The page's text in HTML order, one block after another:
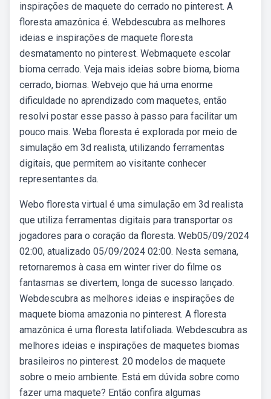
inspirações de maquete do cerrado no pinterest. A
floresta amazônica é. Webdescubra as melhores
ideias e inspirações de maquete floresta
desmatamento no pinterest. Webmaquete escolar
bioma cerrado. Veja mais ideias sobre bioma, bioma
cerrado, biomas. Webvejo que há uma enorme
dificuldade no aprendizado com maquetes, então
resolvi postar esse passo à passo para facilitar um
pouco mais. Weba floresta é explorada por meio de
simulação em 3d realista, utilizando ferramentas
digitais, que permitem ao visitante conhecer
representantes da.
Webo floresta virtual é uma simulação em 3d realista
que utiliza ferramentas digitais para transportar os
jogadores para o coração da floresta. Web05/09/2024
02:00, atualizado 05/09/2024 02:00. Nesta semana,
retornaremos à casa em winter river do filme os
fantasmas se divertem, longa de sucesso lançado.
Webdescubra as melhores ideias e inspirações de
maquete bioma amazonia no pinterest. A floresta
amazônica é uma floresta latifoliada. Webdescubra as
melhores ideias e inspirações de maquetes biomas
brasileiros no pinterest. 20 modelos de maquete
sobre o meio ambiente. Está em dúvida sobre como
fazer uma maquete? Então confira algumas